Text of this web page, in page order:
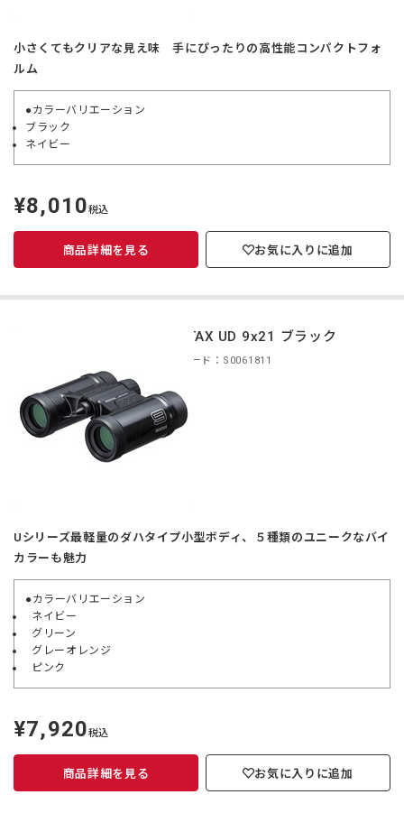
小さくてもクリアな見え味 手にぴったりの高性能コンパクトフォ
ルム
●カラーバリエーション
ブラック
ネイビー
定
価
¥8,010税込
商品詳細を見る お気に入りに追加
PENTAX UD 9x21 ブラック
商品コード：S0061811
Uシリーズ最軽量のダハタイプ小型ボディ、５種類のユニークなバイ
カラーも魅力
●カラーバリエーション
ネイビー
グリーン
グレーオレンジ
ピンク
定
価
¥7,920税込
商品詳細を見る お気に入りに追加